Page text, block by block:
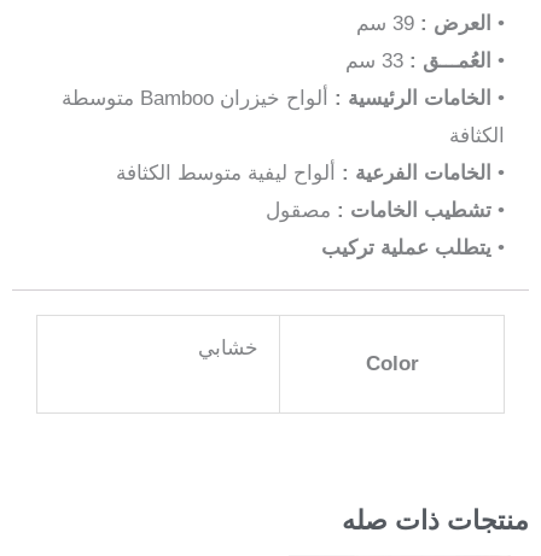
• العرض :
• العُمـــق :
• الخامات الرئيسية :
ألواح خيزران Bamboo متوسطة
الكثافة
• الخامات الفرعية : ألواح ليفية متوسط الكثافة
• تشطيب الخامات : مصقول
• يتطلب عملية تركيب
Color
خشابي
منتجات ذات صله